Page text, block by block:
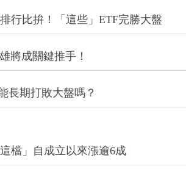
行比拚！「這些」ETF完勝大盤
將成關鍵推手！
長期打敗大盤嗎？
檔」自成立以來漲逾6成